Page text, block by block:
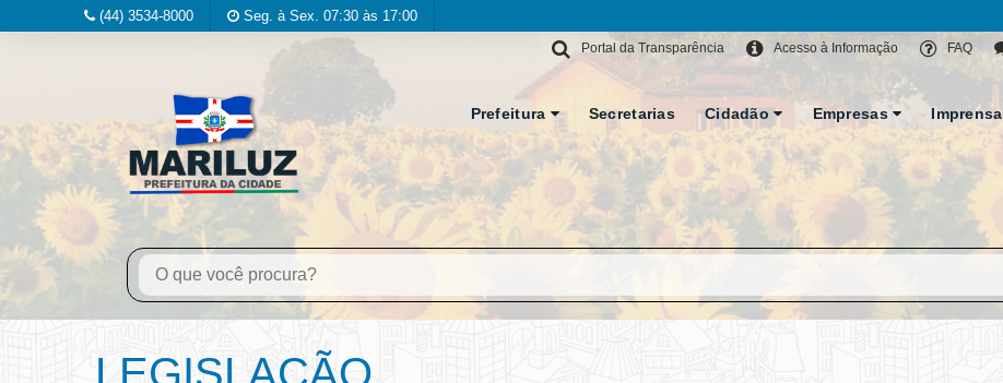
(44) 3534-8000 Seg. à Sex. 07:30 às 17:00
FAQ
Acesso à Informação
Portal da Transparência
Prefeitura Secretarias Cidadão Empresas Imprensa
LEGISLAÇÃO